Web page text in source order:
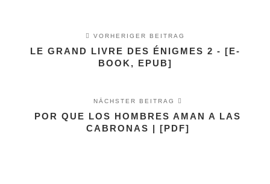
VORHERIGER BEITRAG
LE GRAND LIVRE DES ÉNIGMES 2 - [E-
BOOK, EPUB]
NÄCHSTER BEITRAG
POR QUE LOS HOMBRES AMAN A LAS
CABRONAS | [PDF]